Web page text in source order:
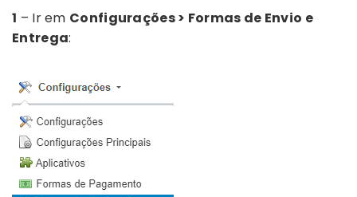
1 – Ir em Configurações > Formas de Envio e
Entrega: